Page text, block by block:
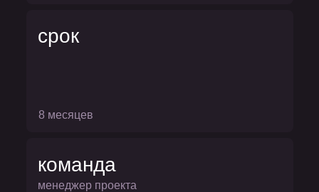
менеджер проекта
команда
8 месяцев
срок